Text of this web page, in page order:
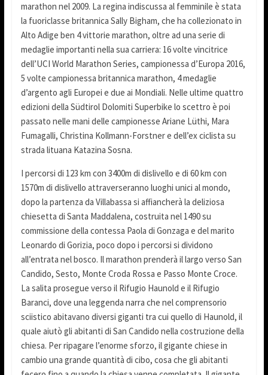
marathon nel 2009. La regina indiscussa al femminile è stata
la fuoriclasse britannica Sally Bigham, che ha collezionato in
Alto Adige ben 4 vittorie marathon, oltre ad una serie di
medaglie importanti nella sua carriera: 16 volte vincitrice
dell’UCI World Marathon Series, campionessa d’Europa 2016,
5 volte campionessa britannica marathon, 4 medaglie
d’argento agli Europei e due ai Mondiali. Nelle ultime quattro
edizioni della Südtirol Dolomiti Superbike lo scettro è poi
passato nelle mani delle campionesse Ariane Lüthi, Mara
Fumagalli, Christina Kollmann-Forstner e dell’ex ciclista su
strada lituana Katazina Sosna.
I percorsi di 123 km con 3400m di dislivello e di 60 km con
1570m di dislivello attraverseranno luoghi unici al mondo,
dopo la partenza da Villabassa si affiancherà la deliziosa
chiesetta di Santa Maddalena, costruita nel 1490 su
commissione della contessa Paola di Gonzaga e del marito
Leonardo di Gorizia, poco dopo i percorsi si dividono
all’entrata nel bosco. Il marathon prenderà il largo verso San
Candido, Sesto, Monte Croda Rossa e Passo Monte Croce.
La salita prosegue verso il Rifugio Haunold e il Rifugio
Baranci, dove una leggenda narra che nel comprensorio
sciistico abitavano diversi giganti tra cui quello di Haunold, il
quale aiutò gli abitanti di San Candido nella costruzione della
chiesa. Per ripagare l’enorme sforzo, il gigante chiese in
cambio una grande quantità di cibo, cosa che gli abitanti